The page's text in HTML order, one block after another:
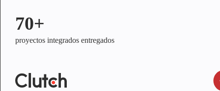
70+
proyectos integrados entregados